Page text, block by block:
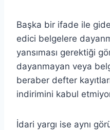
Başka bir ifade ile
edici belgelere
yansıması gerektiği
dayanmayan veya
beraber defter
indirimini kabul
İdari yargı ise aynı